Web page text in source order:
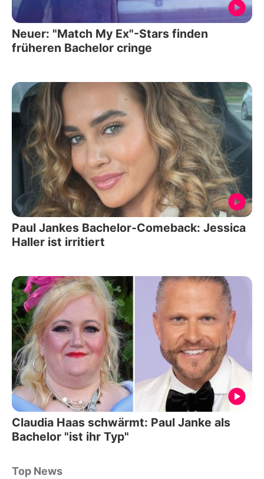
Neuer: "Match My Ex"-Stars finden
früheren Bachelor cringe
Paul Jankes Bachelor-Comeback: Jessica
Haller ist irritiert
Claudia Haas schwärmt: Paul Janke als
Bachelor "ist ihr Typ"
Top News